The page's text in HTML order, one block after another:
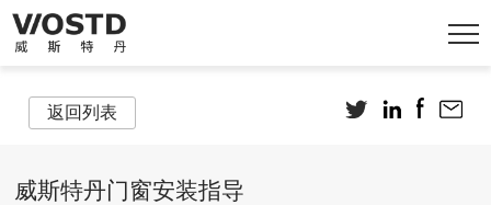
返回列表
威斯特丹门窗安装指导